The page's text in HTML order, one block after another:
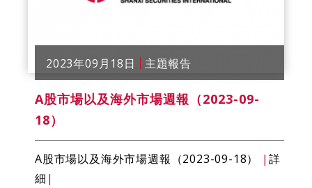
2023年09月18日 主題報告
A股市場以及海外市場週報（2023-09-
18）
A股市場以及海外市場週報（2023-09-18） | 詳
細 |